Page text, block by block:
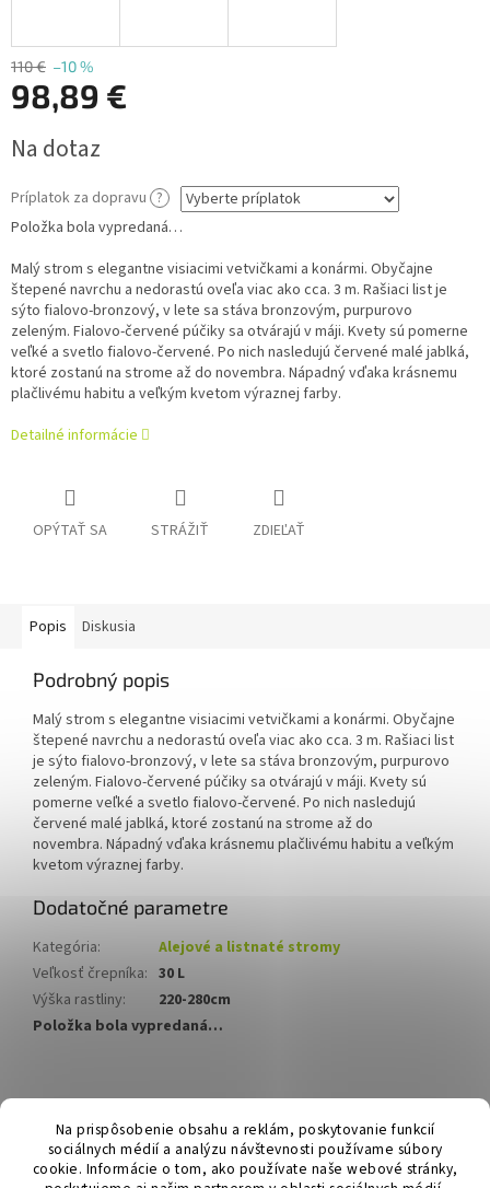
Na prispôsobenie obsahu a reklám, poskytovanie funkcií
sociálnych médií a analýzu návštevnosti používame súbory
cookie. Informácie o tom, ako používate naše webové stránky,
110 € –10 %
98,89 €
cena:
Na dotaz
Príplatok za dopravu ?
Položka bola vypredaná…
Malý strom s elegantne visiacimi vetvičkami a konármi. Obyčajne
štepené navrchu a nedorastú oveľa viac ako cca. 3 m. Rašiaci list je
sýto fialovo-bronzový, v lete sa stáva bronzovým, purpurovo
zeleným. Fialovo-červené púčiky sa otvárajú v máji. Kvety sú pomerne
veľké a svetlo fialovo-červené. Po nich nasledujú červené malé jablká,
ktoré zostanú na strome až do novembra. Nápadný vďaka krásnemu
plačlivému habitu a veľkým kvetom výraznej farby.
Detailné informácie
OPÝTAŤ SA STRÁŽIŤ ZDIEĽAŤ
Popis Diskusia
Podrobný popis
Malý strom s elegantne visiacimi vetvičkami a konármi. Obyčajne
štepené navrchu a nedorastú oveľa viac ako cca. 3 m. Rašiaci list
je sýto fialovo-bronzový, v lete sa stáva bronzovým, purpurovo
zeleným. Fialovo-červené púčiky sa otvárajú v máji. Kvety sú
pomerne veľké a svetlo fialovo-červené. Po nich nasledujú
červené malé jablká, ktoré zostanú na strome až do
novembra. Nápadný vďaka krásnemu plačlivému habitu a veľkým
kvetom výraznej farby.
Dodatočné parametre
Kategória:
Alejové a listnaté stromy
Veľkosť črepníka: 30 L
Výška rastliny:
220-280cm
Položka bola vypredaná…
á
Hurmikaki.com